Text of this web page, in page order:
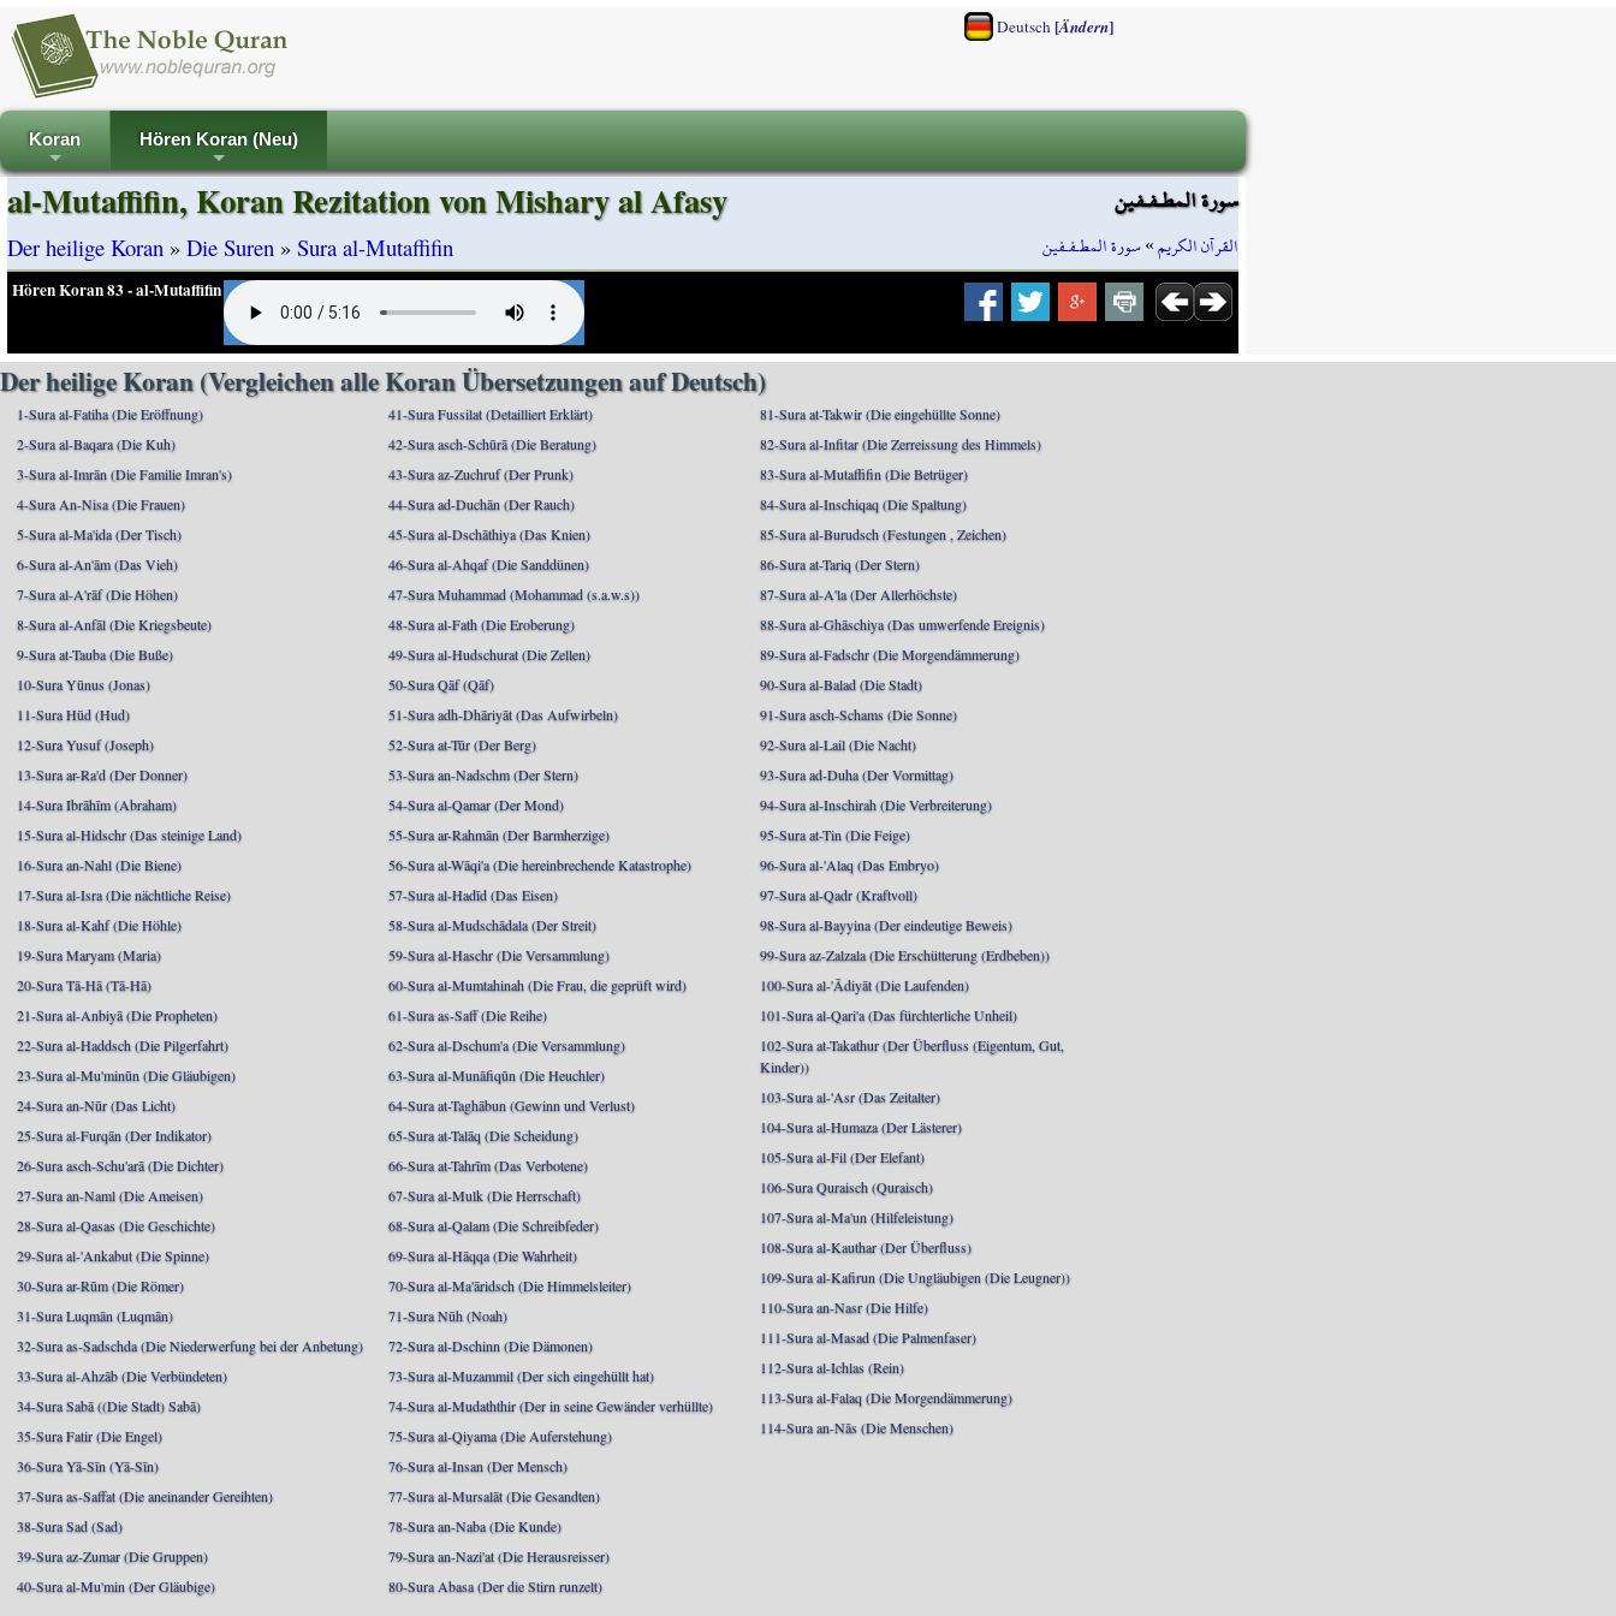
Deutsch[Ändern]
+
Koran
+
Hören Koran (Neu)
سورة المطـفـفين
القرآن الكريم»سورة المطـفـفين
al-Mutaffifin, Koran Rezitation von Mishary al Afasy
Der heilige Koran » Die Suren » Sura al-Mutaffifin
Hören Koran 83 - al-Mutaffifin
Der heilige Koran (Vergleichen alle Koran Übersetzungen auf Deutsch)
1-Sura al-Fatiha (Die Eröffnung)
2-Sura al-Baqara (Die Kuh)
3-Sura al-Imrān (Die Familie Imran's)
4-Sura An-Nisa (Die Frauen)
5-Sura al-Ma'ida (Der Tisch)
6-Sura al-An'ām (Das Vieh)
7-Sura al-A'rāf (Die Höhen)
8-Sura al-Anfāl (Die Kriegsbeute)
9-Sura at-Tauba (Die Buße)
10-Sura Yūnus (Jonas)
11-Sura Hūd (Hud)
12-Sura Yusuf (Joseph)
13-Sura ar-Ra'd (Der Donner)
14-Sura Ibrāhīm (Abraham)
15-Sura al-Hidschr (Das steinige Land)
16-Sura an-Nahl (Die Biene)
17-Sura al-Isra (Die nächtliche Reise)
18-Sura al-Kahf (Die Höhle)
19-Sura Maryam (Maria)
20-Sura Tā-Hā (Tā-Hā)
21-Sura al-Anbiyā (Die Propheten)
22-Sura al-Haddsch (Die Pilgerfahrt)
23-Sura al-Mu'minūn (Die Gläubigen)
24-Sura an-Nūr (Das Licht)
25-Sura al-Furqān (Der Indikator)
26-Sura asch-Schu'arā (Die Dichter)
27-Sura an-Naml (Die Ameisen)
28-Sura al-Qasas (Die Geschichte)
29-Sura al-'Ankabut (Die Spinne)
30-Sura ar-Rūm (Die Römer)
31-Sura Luqmān (Luqmān)
32-Sura as-Sadschda (Die Niederwerfung bei der Anbetung)
33-Sura al-Ahzāb (Die Verbündeten)
34-Sura Sabā ((Die Stadt) Sabā)
35-Sura Fatir (Die Engel)
36-Sura Yā-Sīn (Yā-Sīn)
37-Sura as-Saffat (Die aneinander Gereihten)
38-Sura Sad (Sad)
39-Sura az-Zumar (Die Gruppen)
40-Sura al-Mu'min (Der Gläubige)
41-Sura Fussilat (Detailliert Erklärt)
42-Sura asch-Schūrā (Die Beratung)
43-Sura az-Zuchruf (Der Prunk)
44-Sura ad-Duchān (Der Rauch)
45-Sura al-Dschāthiya (Das Knien)
46-Sura al-Ahqaf (Die Sanddünen)
47-Sura Muhammad (Mohammad (s.a.w.s))
48-Sura al-Fath (Die Eroberung)
49-Sura al-Hudschurat (Die Zellen)
50-Sura Qāf (Qāf)
51-Sura adh-Dhāriyāt (Das Aufwirbeln)
52-Sura at-Tūr (Der Berg)
53-Sura an-Nadschm (Der Stern)
54-Sura al-Qamar (Der Mond)
55-Sura ar-Rahmān (Der Barmherzige)
56-Sura al-Wāqi'a (Die hereinbrechende Katastrophe)
57-Sura al-Hadīd (Das Eisen)
58-Sura al-Mudschādala (Der Streit)
59-Sura al-Haschr (Die Versammlung)
60-Sura al-Mumtahinah (Die Frau, die geprüft wird)
61-Sura as-Saff (Die Reihe)
62-Sura al-Dschum'a (Die Versammlung)
63-Sura al-Munāfiqūn (Die Heuchler)
64-Sura at-Taghābun (Gewinn und Verlust)
65-Sura at-Talāq (Die Scheidung)
66-Sura at-Tahrīm (Das Verbotene)
67-Sura al-Mulk (Die Herrschaft)
68-Sura al-Qalam (Die Schreibfeder)
69-Sura al-Hāqqa (Die Wahrheit)
70-Sura al-Ma'āridsch (Die Himmelsleiter)
71-Sura Nūh (Noah)
72-Sura al-Dschinn (Die Dämonen)
73-Sura al-Muzammil (Der sich eingehüllt hat)
74-Sura al-Mudaththir (Der in seine Gewänder verhüllte)
75-Sura al-Qiyama (Die Auferstehung)
76-Sura al-Insan (Der Mensch)
77-Sura al-Mursalāt (Die Gesandten)
78-Sura an-Naba (Die Kunde)
79-Sura an-Nazi'at (Die Herausreisser)
80-Sura Abasa (Der die Stirn runzelt)
81-Sura at-Takwir (Die eingehüllte Sonne)
82-Sura al-Infitar (Die Zerreissung des Himmels)
83-Sura al-Mutaffifin (Die Betrüger)
84-Sura al-Inschiqaq (Die Spaltung)
85-Sura al-Burudsch (Festungen , Zeichen)
86-Sura at-Tariq (Der Stern)
87-Sura al-A'la (Der Allerhöchste)
88-Sura al-Ghāschiya (Das umwerfende Ereignis)
89-Sura al-Fadschr (Die Morgendämmerung)
90-Sura al-Balad (Die Stadt)
91-Sura asch-Schams (Die Sonne)
92-Sura al-Lail (Die Nacht)
93-Sura ad-Duha (Der Vormittag)
94-Sura al-Inschirah (Die Verbreiterung)
95-Sura at-Tin (Die Feige)
96-Sura al-'Alaq (Das Embryo)
97-Sura al-Qadr (Kraftvoll)
98-Sura al-Bayyina (Der eindeutige Beweis)
99-Sura az-Zalzala (Die Erschütterung (Erdbeben))
100-Sura al-'Ādiyāt (Die Laufenden)
101-Sura al-Qari'a (Das fürchterliche Unheil)
102-Sura at-Takathur (Der Überfluss (Eigentum, Gut,
Kinder))
103-Sura al-'Asr (Das Zeitalter)
104-Sura al-Humaza (Der Lästerer)
105-Sura al-Fil (Der Elefant)
106-Sura Quraisch (Quraisch)
107-Sura al-Ma'un (Hilfeleistung)
108-Sura al-Kauthar (Der Überfluss)
109-Sura al-Kafirun (Die Ungläubigen (Die Leugner))
110-Sura an-Nasr (Die Hilfe)
111-Sura al-Masad (Die Palmenfaser)
112-Sura al-Ichlas (Rein)
113-Sura al-Falaq (Die Morgendämmerung)
114-Sura an-Nās (Die Menschen)